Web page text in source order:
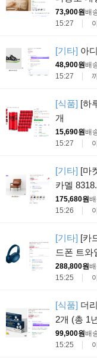
73,900원배
15:27
[기타] 아
48,900원배
15:27
[식품] [하
개
15,690원배
15:27
[기타] [마
카멜
175,680원
15:26
[기타] [카
드폰 트와
288,800원
15:25
[식품] 더
2개 (총 1
99,900원배
15:25